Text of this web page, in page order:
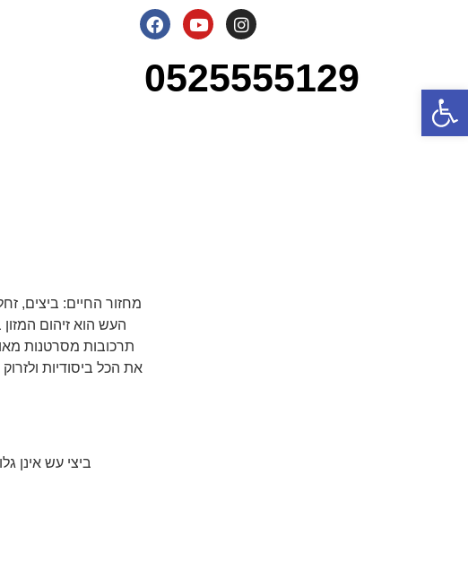
0525555129
מחזור החיים: ביצים,
העש הוא זיהום
תרכובות מסרטנות
את הכל ביסודיות
ביצי עש אינן